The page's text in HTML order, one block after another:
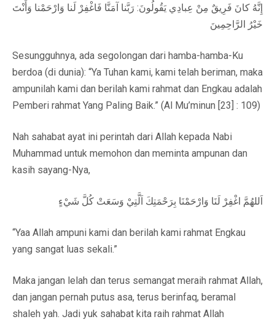
إِنَّهُ كانَ فَرِيقٌ مِنْ عِبادِي يَقُولُونَ: رَبَّنا آمَنَّا فَاغْفِرْ لَنا وَارْحَمْنا وَأَنْتَ
خَيْرُ الرَّاحِمِينَ
Sesungguhnya, ada segolongan dari hamba-hamba-Ku
berdoa (di dunia): “Ya Tuhan kami, kami telah beriman, maka
ampunilah kami dan berilah kami rahmat dan Engkau adalah
Pemberi rahmat Yang Paling Baik.” (Al Mu’minun [23] : 109)
Nah sahabat ayat ini perintah dari Allah kepada Nabi
Muhammad untuk memohon dan meminta ampunan dan
kasih sayang-Nya,
ٍاَللهُمَّ اغْفِرْ لَنَا وَارْحَمْنَا بِرَحْمَتِكَ اَلَّتِيْ وَسَعَتْ كُلَّ شَيْء
“Yaa Allah ampuni kami dan berilah kami rahmat Engkau
yang sangat luas sekali.”
Maka jangan lelah dan terus semangat meraih rahmat Allah,
dan jangan pernah putus asa, terus berinfaq, beramal
shaleh yah. Jadi yuk sahabat kita raih rahmat Allah